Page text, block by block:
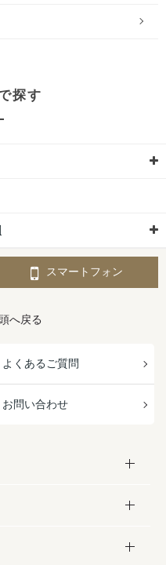
探す
スマートフォン
へ戻る
よくあるご質問
お問い合わせ